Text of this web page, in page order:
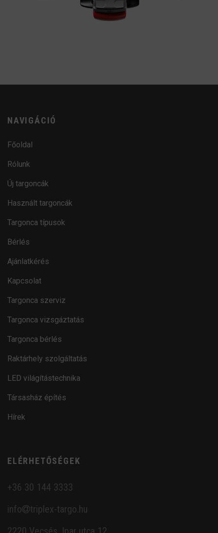
NAVIGÁCIÓ
Főoldal
Rólunk
Új targoncák
Használt targoncák
Targonca típusok
Bérlés
Ajánlatkérés
Kapcsolat
Targonca szerviz
Targonca vizsgáztatás
Targonca bérlés
Raktárhely szolgáltatás
LED világítástechnika
Társasház építés
Hírek
ELÉRHETŐSÉGEK
+36 30 144 3333
info
triplex-targo.hu